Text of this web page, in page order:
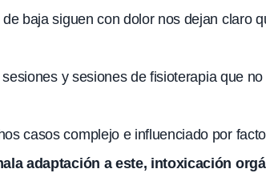
baja siguen con dolor nos dejan claro
y sesiones de fisioterapia que
casos complejo e influenciado por
adaptación a este, intoxicación